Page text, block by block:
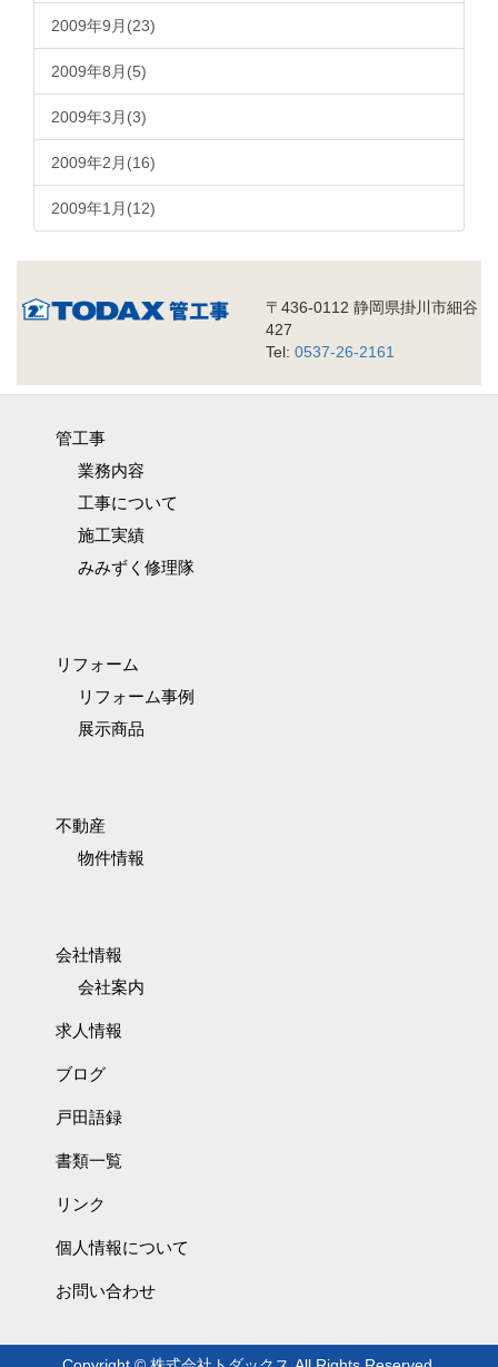
2009年9月(23)
2009年8月(5)
2009年3月(3)
2009年2月(16)
2009年1月(12)
〒436-0112 静岡県掛川市細谷
427
Tel: 0537-26-2161
管工事
業務内容
工事について
施工実績
みみずく修理隊
リフォーム
リフォーム事例
展示商品
不動産
物件情報
会社情報
会社案内
求人情報
ブログ
戸田語録
書類一覧
リンク
個人情報について
お問い合わせ